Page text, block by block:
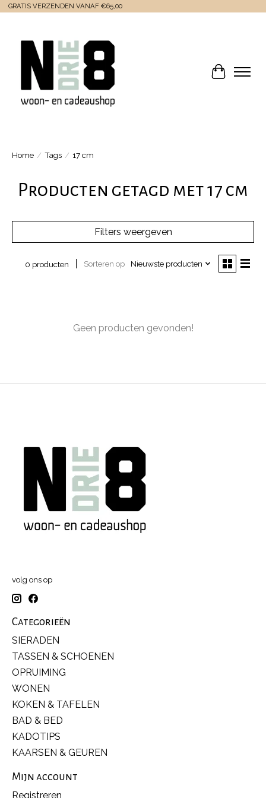
GRATIS VERZENDEN VANAF €65,00
Home / Tags / 17 cm
Producten getagd met 17 cm
Filters weergeven
0 producten Sorteren op Nieuwste producten
Geen producten gevonden!
volg ons op
Categorieën
SIERADEN
TASSEN & SCHOENEN
OPRUIMING
WONEN
KOKEN & TAFELEN
BAD & BED
KADOTIPS
KAARSEN & GEUREN
Mijn account
Registreren